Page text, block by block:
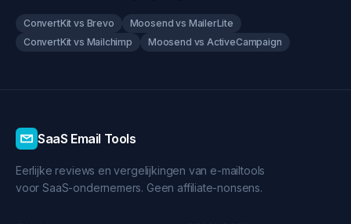
ConvertKit vs Brevo
Moosend vs MailerLite
ConvertKit vs Mailchimp
Moosend vs ActiveCampaign
SaaS Email Tools
Eerlijke reviews en vergelijkingen van e-mailtools
voor SaaS-ondernemers. Geen affiliate-nonsens.